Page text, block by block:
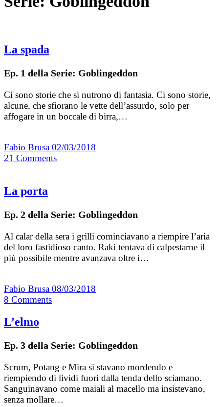
La spada
Ep. 1 della Serie: Goblingeddon
Ci sono storie che si nutrono di fantasia. Ci sono storie,
alcune, che sfiorano le vette dell’assurdo, solo per
affogare in un boccale di birra,…
Fabio Brusa 02/03/2018
21 Comments
La porta
Ep. 2 della Serie: Goblingeddon
Al calar della sera i grilli cominciavano a riempire l’aria
del loro fastidioso canto. Raki tentava di calpestarne il
più possibile mentre avanzava oltre i…
Fabio Brusa 08/03/2018
8 Comments
L’elmo
Ep. 3 della Serie: Goblingeddon
Scrum, Potang e Mira si stavano mordendo e
riempiendo di lividi fuori dalla tenda dello sciamano.
Sanguinavano come maiali al macello ma insistevano,
senza mollare…